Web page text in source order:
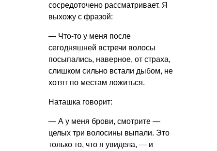
сосредоточено рассматривает. Я
выхожу с фразой:
— Что-то у меня после
сегодняшней встречи волосы
посыпались, наверное, от страха,
слишком сильно встали дыбом, не
хотят по местам ложиться.
Наташка говорит:
— А у меня брови, смотрите —
целых три волосины выпали. Это
только то, что я увидела, — и